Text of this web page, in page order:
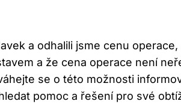
a odhalili jsme cenu
a že cena operace není
se o této možnosti
pomoc a řešení pro své